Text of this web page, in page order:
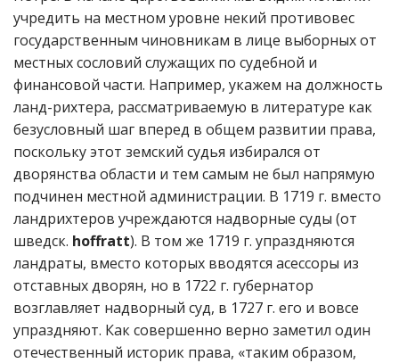
учредить на местном уровне некий противовес
государственным чиновникам в лице выборных от
местных сословий служащих по судебной и
финансовой части. Например, укажем на должность
ланд-рихтера, рассматриваемую в литературе как
безусловный шаг вперед в общем развитии права,
поскольку этот земский судья избирался от
дворянства области и тем самым не был напрямую
подчинен местной администрации. В 1719 г. вместо
ландрихтеров учреждаются надворные суды (от
шведск. hoffratt). В том же 1719 г. упраздняются
ландраты, вместо которых вводятся асессоры из
отставных дворян, но в 1722 г. губернатор
возглавляет надворный суд, в 1727 г. его и вовсе
упраздняют. Как совершенно верно заметил один
отечественный историк права, «таким образом,